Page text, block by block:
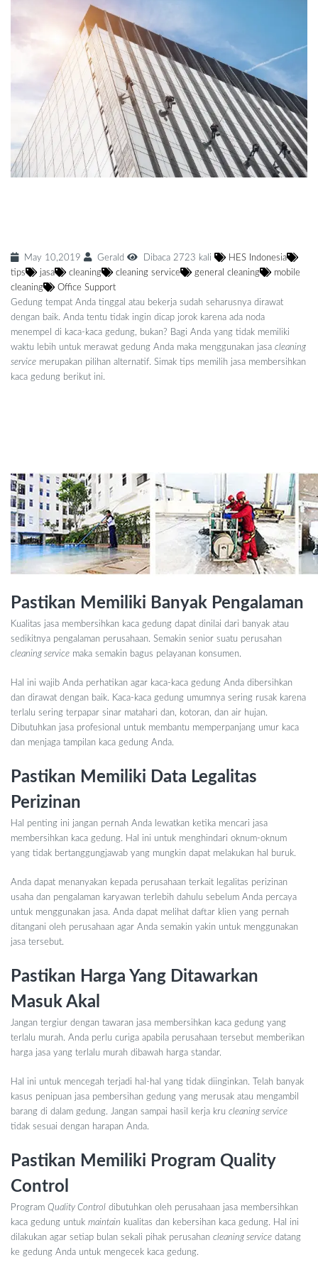
May 10,2019 Gerald Dibaca 2723 kali
HES Indonesia
tips
jasa cleaning cleaning service general cleaning
mobile
cleaning
Office Support
Gedung tempat Anda tinggal atau bekerja sudah seharusnya dirawat
dengan baik. Anda tentu tidak ingin dicap jorok karena ada noda
menempel di kaca-kaca gedung, bukan? Bagi Anda yang tidak memiliki
waktu lebih untuk merawat gedung Anda maka menggunakan jasa cleaning
service merupakan pilihan alternatif. Simak tips memilih jasa membersihkan
kaca gedung berikut ini.
Pastikan Memiliki Banyak Pengalaman
Kualitas jasa membersihkan kaca gedung dapat dinilai dari banyak atau
sedikitnya pengalaman perusahaan. Semakin senior suatu perusahan
cleaning service maka semakin bagus pelayanan konsumen.
Hal ini wajib Anda perhatikan agar kaca-kaca gedung Anda dibersihkan
dan dirawat dengan baik. Kaca-kaca gedung umumnya sering rusak karena
terlalu sering terpapar sinar matahari dan, kotoran, dan air hujan.
Dibutuhkan jasa profesional untuk membantu memperpanjang umur kaca
dan menjaga tampilan kaca gedung Anda.
Pastikan Memiliki Data Legalitas
Perizinan
Hal penting ini jangan pernah Anda lewatkan ketika mencari jasa
membersihkan kaca gedung. Hal ini untuk menghindari oknum-oknum
yang tidak bertanggungjawab yang mungkin dapat melakukan hal buruk.
Anda dapat menanyakan kepada perusahaan terkait legalitas perizinan
usaha dan pengalaman karyawan terlebih dahulu sebelum Anda percaya
untuk menggunakan jasa. Anda dapat melihat daftar klien yang pernah
ditangani oleh perusahaan agar Anda semakin yakin untuk menggunakan
jasa tersebut.
Pastikan Harga Yang Ditawarkan
Masuk Akal
Jangan tergiur dengan tawaran jasa membersihkan kaca gedung yang
terlalu murah. Anda perlu curiga apabila perusahaan tersebut memberikan
harga jasa yang terlalu murah dibawah harga standar.
Hal ini untuk mencegah terjadi hal-hal yang tidak diinginkan. Telah banyak
kasus penipuan jasa pembersihan gedung yang merusak atau mengambil
barang di dalam gedung. Jangan sampai hasil kerja kru cleaning service
tidak sesuai dengan harapan Anda.
Pastikan Memiliki Program Quality
Control
Program Quality Control dibutuhkan oleh perusahaan jasa membersihkan
kaca gedung untuk maintain kualitas dan kebersihan kaca gedung. Hal ini
dilakukan agar setiap bulan sekali pihak perusahan cleaning service datang
ke gedung Anda untuk mengecek kaca gedung.